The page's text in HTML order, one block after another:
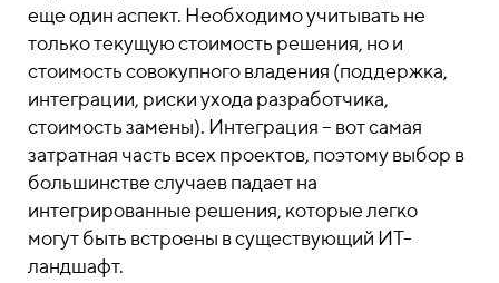
еще один аспект. Необходимо учитывать не
только текущую стоимость решения, но и
стоимость совокупного владения (поддержка,
интеграции, риски ухода разработчика,
стоимость замены). Интеграция – вот самая
затратная часть всех проектов, поэтому выбор в
большинстве случаев падает на
интегрированные решения, которые легко
могут быть встроены в существующий ИТ-
ландшафт.